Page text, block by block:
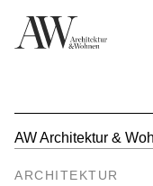
AW Architektur &
ARCHITEKTUR